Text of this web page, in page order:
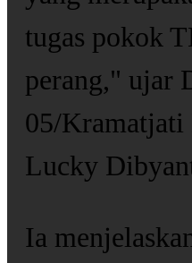
tugas pokok
perang," ujar
05/
Lucky
Ia